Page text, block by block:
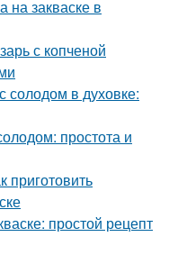
на закваске в
с копченой
солодом в духовке:
простота и
приготовить
простой рецепт